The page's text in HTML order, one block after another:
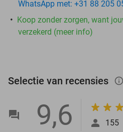
WhatsApp met: +31 88 205
Koop zonder zorgen, want
verzekerd (meer info)
Selectie van recensies
9,6 155